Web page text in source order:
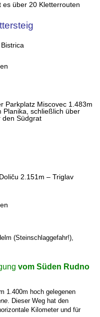
es über 20 Kletterrouten
Parkplatz Miscovec 1.483m
Planika, schließlich über
den Südgrat
2.151m – Triglav
(Steinschlaggefahr!),
vom Süden Rudno
1.400m hoch gelegenen
. Dieser Weg hat den
Kilometer und für